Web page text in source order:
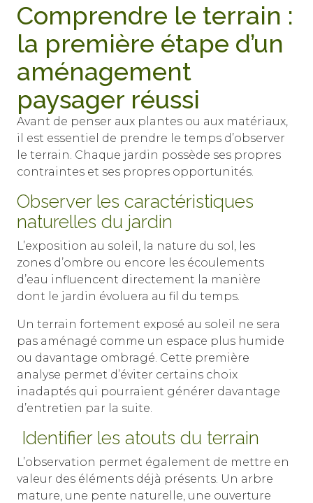
Comprendre le terrain :
la première étape d’un
aménagement
paysager réussi
Avant de penser aux plantes ou aux matériaux,
il est essentiel de prendre le temps d’observer
le terrain. Chaque jardin possède ses propres
contraintes et ses propres opportunités.
Observer les caractéristiques
naturelles du jardin
L’exposition au soleil, la nature du sol, les
zones d’ombre ou encore les écoulements
d’eau influencent directement la manière
dont le jardin évoluera au fil du temps.
Un terrain fortement exposé au soleil ne sera
pas aménagé comme un espace plus humide
ou davantage ombragé. Cette première
analyse permet d’éviter certains choix
inadaptés qui pourraient générer davantage
d’entretien par la suite.
Identifier les atouts du terrain
L’observation permet également de mettre en
valeur des éléments déjà présents. Un arbre
mature, une pente naturelle, une ouverture